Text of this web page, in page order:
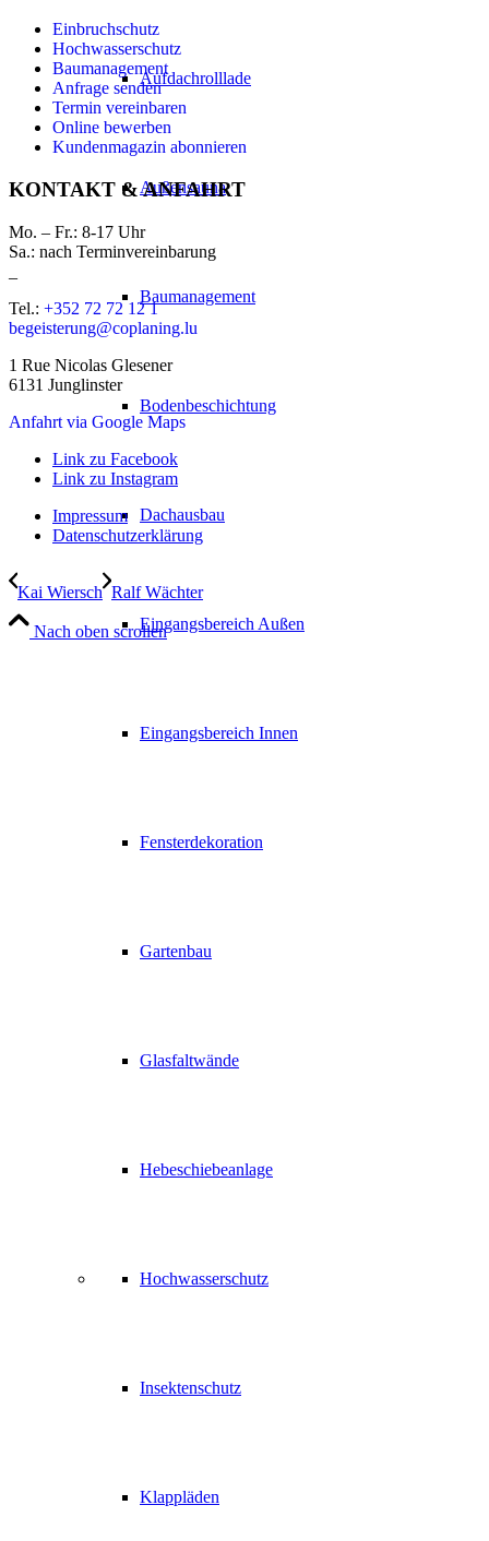
Aufdachrolllade
Außensauna
Baumanagement
Bodenbeschichtung
Dachausbau
Eingangsbereich Außen
Eingangsbereich Innen
Fensterdekoration
Gartenbau
Glasfaltwände
Hebeschiebeanlage
Hochwasserschutz
Insektenschutz
Klappläden
Einbruchschutz
Hochwasserschutz
Baumanagement
Anfrage senden
Termin vereinbaren
Online bewerben
Kundenmagazin abonnieren
KONTAKT & ANFAHRT
Mo. – Fr.: 8-17 Uhr
Sa.: nach Terminvereinbarung
Tel.: +352 72 72 12 1
begeisterung@coplaning.lu
1 Rue Nicolas Glesener
6131 Junglinster
Anfahrt via Google Maps
Link zu Facebook
Link zu Instagram
Impressum
Datenschutzerklärung
Kai Wiersch Ralf Wächter
Nach oben scrollen